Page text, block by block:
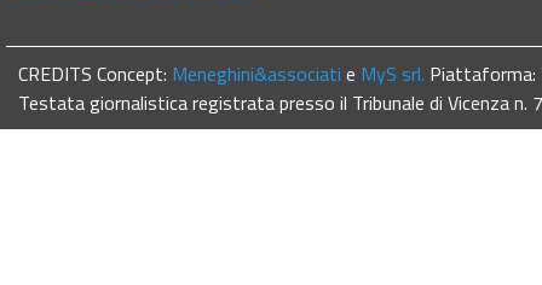
CREDITS Concept: Meneghini&associati e MyS srl. Piattaforma:
Testata giornalistica registrata presso il Tribunale di Vicenza n.